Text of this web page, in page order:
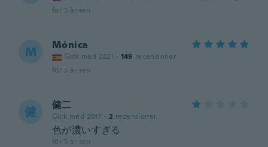
för 5 år sen
M Mónica
Gick med 2021 · 149 recensioner
för 5 år sen
健 健二
Gick med 2017 · 2 recensioner
色が濃いすぎる
för 5 år sen